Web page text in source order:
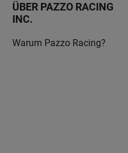
ÜBER PAZZO RACING
INC.
Warum Pazzo Racing?